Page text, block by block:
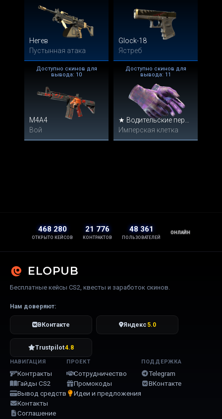
Негев
Пустынная атака
Glock-18
Ястреб
M4A4
Вой
Доступно скинов для
вывода: 10
Имперская клетка
Доступно скинов для
вывода: 11
468 280
ОТКРЫТО КЕЙСОВ
21 776
КОНТРАКТОВ
48 361
ПОЛЬЗОВАТЕЛЕЙ
ОНЛАЙН
ELOPUB
Бесплатные кейсы CS2, квесты и заработок скинов.
Нам доверяют:
ВКонтакте Яндекс 5.0
Trustpilot4.8
НАВИГАЦИЯ
Контракты
Гайды CS2
Вывод средств
Контакты
Соглашение
ПРОЕКТ
Сотрудничество
Промокоды
Идеи и предложения
ПОДДЕРЖКА
Telegram
ВКонтакте